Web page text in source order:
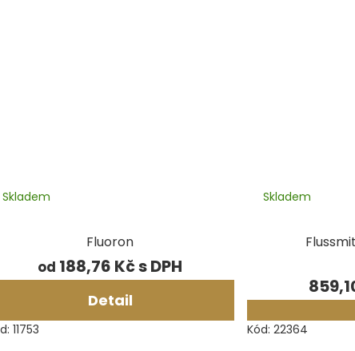
Fluoron
Skladem
od 188,76 Kč
Detail
11753
Skladem
Kód: 22364